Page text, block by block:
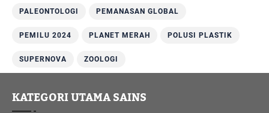
PALEONTOLOGI PEMANASAN GLOBAL
PEMILU 2024 PLANET MERAH POLUSI PLASTIK
SUPERNOVA ZOOLOGI
KATEGORI UTAMA SAINS